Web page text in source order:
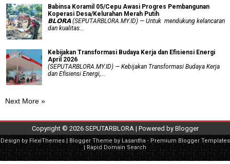
Babinsa Koramil 05/Cepu Awasi Progres Pembangunan
Koperasi Desa/Kelurahan Merah Putih
𝗕𝗟𝗢𝗥𝗔 (SEPUTARBLORA.MY.ID) — Untuk mendukung kelancaran
dan kualitas...
Kebijakan Transformasi Budaya Kerja dan Efisiensi Energi
April 2026
(SEPUTARBLORA.MY.ID) — Kebijakan Transformasi Budaya Kerja
dan Efisiensi Energi,...
Next More »
Copyright © 2026 SEPUTARBLORA | Powered by Blogger
Design byFlexiThemes| Blogger Theme byLasantha -Premium Blogger Templates
|Rapid Domain Search